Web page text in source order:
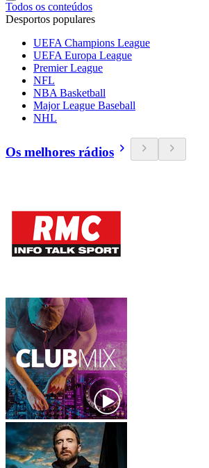
Todos os conteúdos
Desportos populares
UEFA Champions League
UEFA Europa League
Premier League
NFL
NBA Basketball
Major League Baseball
NHL
Os melhores rádios